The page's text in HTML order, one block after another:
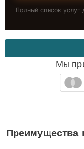
Полный список услуг
Мы
Преимущества